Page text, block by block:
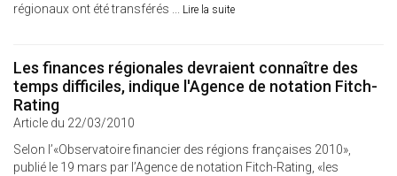
régionaux ont été transférés ... Lire la suite
Les finances régionales devraient connaître des
temps difficiles, indique l'Agence de notation Fitch-
Rating
Article du 22/03/2010
Selon l’«Observatoire financier des régions françaises 2010»,
publié le 19 mars par l’Agence de notation Fitch-Rating, «les